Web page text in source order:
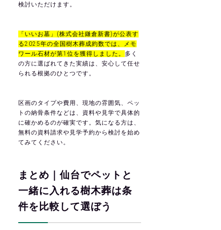
検討いただけます。
「いいお墓」(株式会社鎌倉新書)が公表す
る2025年の全国樹木葬成約数では、メモ
ワール石材が第1位を獲得しました。 多く
の方に選ばれてきた実績は、安心して任せ
られる根拠のひとつです。
区画のタイプや費用、現地の雰囲気、ペッ
トの納骨条件などは、資料や見学で具体的
に確かめるのが確実です。気になる方は、
無料の資料請求や見学予約から検討を始め
てみてください。
まとめ｜仙台でペットと
一緒に入れる樹木葬は条
件を比較して選ぼう